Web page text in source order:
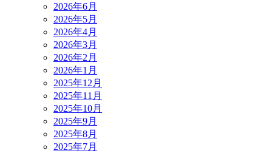
2026年6月
2026年5月
2026年4月
2026年3月
2026年2月
2026年1月
2025年12月
2025年11月
2025年10月
2025年9月
2025年8月
2025年7月